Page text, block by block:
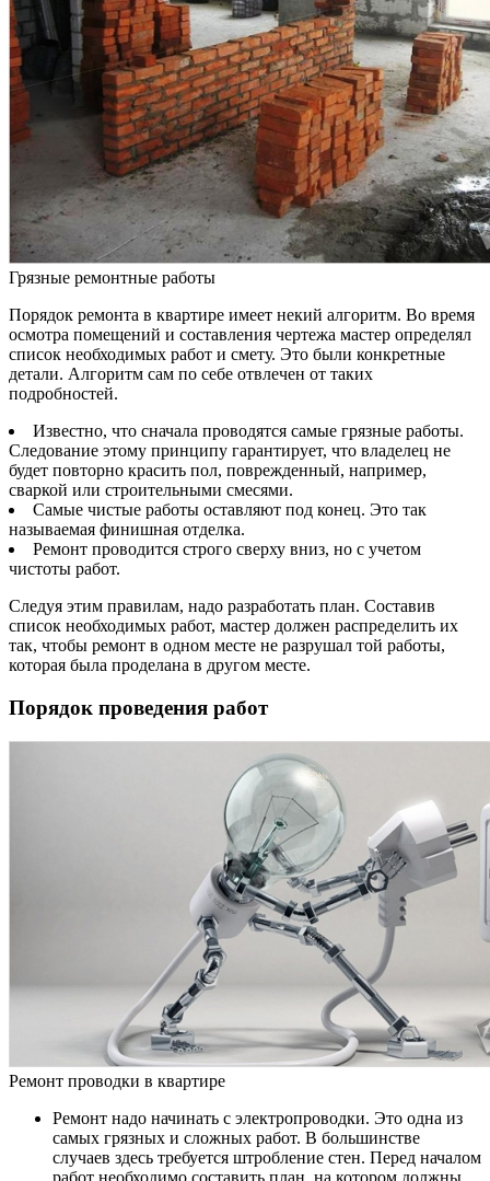
Грязные ремонтные работы
Порядок ремонта в квартире имеет некий алгоритм. Во время
осмотра помещений и составления чертежа мастер определял
список необходимых работ и смету. Это были конкретные
детали. Алгоритм сам по себе отвлечен от таких
подробностей.
Известно, что сначала проводятся самые грязные работы.
Следование этому принципу гарантирует, что владелец не
будет повторно красить пол, поврежденный, например,
сваркой или строительными смесями.
Самые чистые работы оставляют под конец. Это так
называемая финишная отделка.
Ремонт проводится строго сверху вниз, но с учетом
чистоты работ.
Следуя этим правилам, надо разработать план. Составив
список необходимых работ, мастер должен распределить их
так, чтобы ремонт в одном месте не разрушал той работы,
которая была проделана в другом месте.
Порядок проведения работ
Ремонт проводки в квартире
Ремонт надо начинать с электропроводки. Это одна из
самых грязных и сложных работ. В большинстве
случаев здесь требуется штробление стен. Перед началом
работ необходимо составить план, на котором должны